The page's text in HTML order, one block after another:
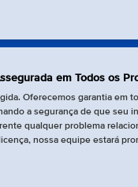
em Todos os
Oferecemos garantia em
a segurança de que seu
qualquer problema
nossa equipe estará